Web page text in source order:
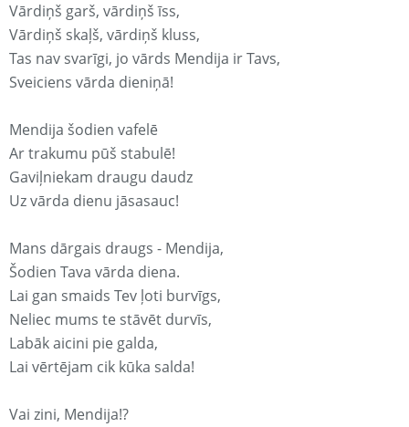
Vārdiņš garš, vārdiņš īss,
Vārdiņš skaļš, vārdiņš kluss,
Tas nav svarīgi, jo vārds Mendija ir Tavs,
Sveiciens vārda dieniņā!
Mendija šodien vafelē
Ar trakumu pūš stabulē!
Gaviļniekam draugu daudz
Uz vārda dienu jāsasauc!
Mans dārgais draugs - Mendija,
Šodien Tava vārda diena.
Lai gan smaids Tev ļoti burvīgs,
Neliec mums te stāvēt durvīs,
Labāk aicini pie galda,
Lai vērtējam cik kūka salda!
Vai zini, Mendija!?